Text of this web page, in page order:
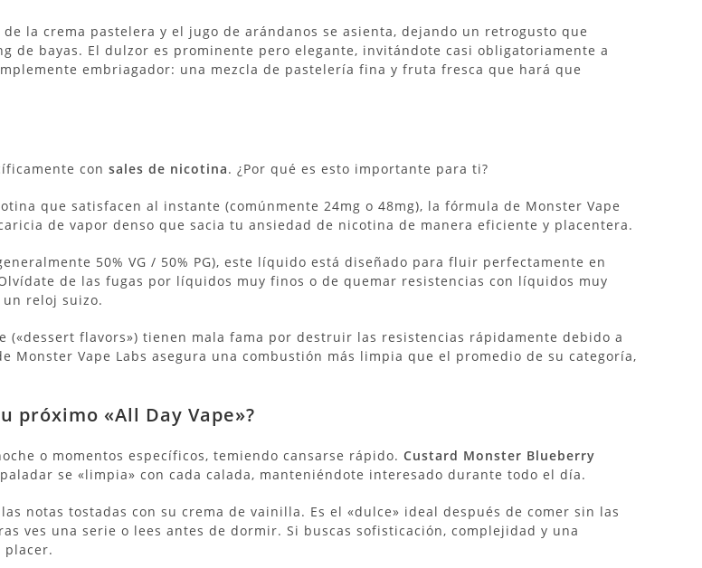
la crema pastelera y el jugo de arándanos se asienta, dejando un retrogusto que
de bayas. El dulzor es prominente pero elegante, invitándote casi obligatoriamente a
embriagador: una mezcla de pastelería fina y fruta fresca que hará que
consales de nicotina. ¿Por qué es esto importante para ti?
que satisfacen al instante (comúnmente 24mg o 48mg), la fórmula de Monster Vape
de vapor denso que sacia tu ansiedad de nicotina de manera eficiente y placentera.
50% VG / 50% PG), este líquido está diseñado para fluir perfectamente en
de las fugas por líquidos muy finos o de quemar resistencias con líquidos muy
reloj suizo.
(«dessert flavors») tienen mala fama por destruir las resistencias rápidamente debido a
Vape Labs asegura una combustión más limpia que el promedio de su categoría,
próximo «All Day Vape»?
o momentos específicos, temiendo cansarse rápido.Custard Monster Blueberry
se «limpia» con cada calada, manteniéndote interesado durante todo el día.
notas tostadas con su crema de vainilla. Es el «dulce» ideal después de comer sin las
ves una serie o lees antes de dormir.Si buscas sofisticación, complejidad y una
placer.